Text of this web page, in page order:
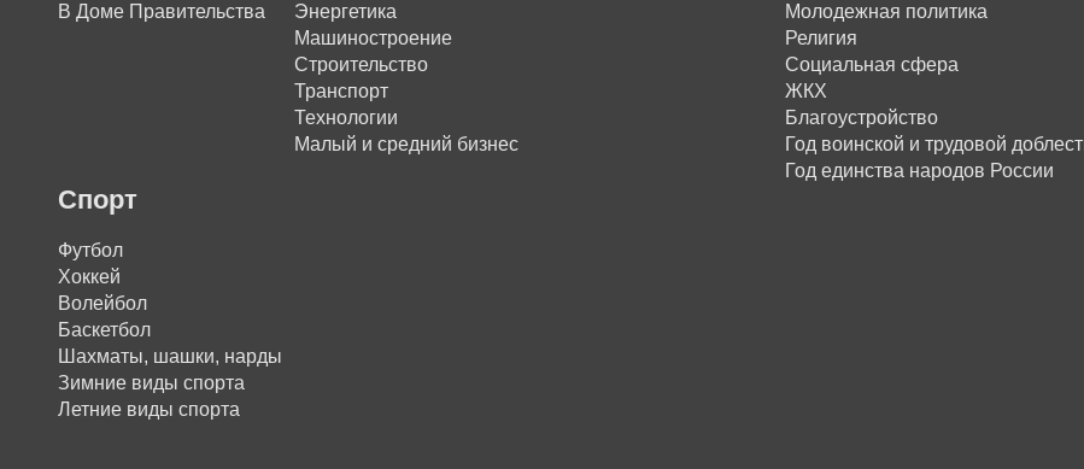
В Доме Правительства
Энергетика
Машиностроение
Строительство
Транспорт
Технологии
Малый и средний бизнес
Молодежная политика
Религия
Социальная сфера
ЖКХ
Благоустройство
Год воинской и трудовой
Год единства народов России
Спорт
Футбол
Хоккей
Волейбол
Баскетбол
Шахматы, шашки, нарды
Зимние виды спорта
Летние виды спорта